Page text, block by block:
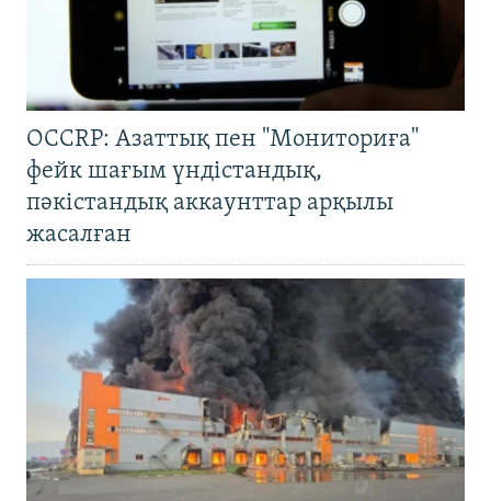
OCCRP: Азаттық пен "Мониториға"
фейк шағым үндістандық,
пәкістандық аккаунттар арқылы
жасалған